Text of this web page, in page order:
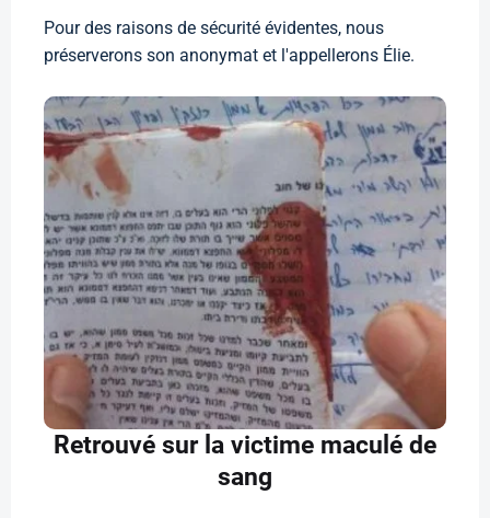
Pour des raisons de sécurité évidentes, nous
préserverons son anonymat et l'appellerons Élie.
Retrouvé sur la victime maculé de
sang